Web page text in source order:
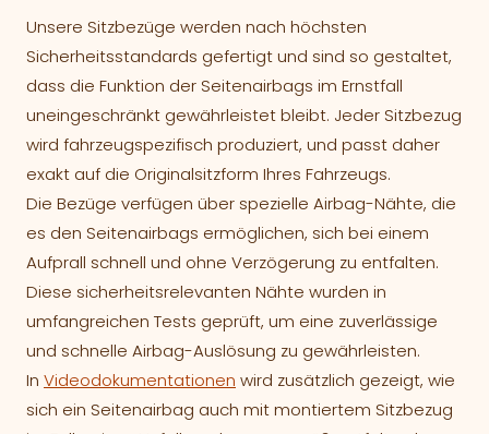
Unsere Sitzbezüge werden nach höchsten
Sicherheitsstandards gefertigt und sind so gestaltet,
dass die Funktion der Seitenairbags im Ernstfall
uneingeschränkt gewährleistet bleibt. Jeder Sitzbezug
wird fahrzeugspezifisch produziert, und passt daher
exakt auf die Originalsitzform Ihres Fahrzeugs.
Die Bezüge verfügen über spezielle Airbag-Nähte, die
es den Seitenairbags ermöglichen, sich bei einem
Aufprall schnell und ohne Verzögerung zu entfalten.
Diese sicherheitsrelevanten Nähte wurden in
umfangreichen Tests geprüft, um eine zuverlässige
und schnelle Airbag-Auslösung zu gewährleisten.
In Videodokumentationen wird zusätzlich gezeigt, wie
sich ein Seitenairbag auch mit montiertem Sitzbezug